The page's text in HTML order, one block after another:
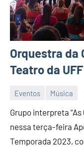
Orquestra da
Teatro da UFF
Eventos Música
D
Nit
Grupo interpreta “As
nessa terça-feira
Temporada 2023,